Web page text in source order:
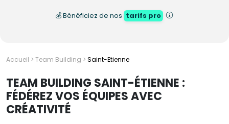
💰 Bénéficiez de nos tarifs pro
Accueil > Team Building > Saint-Etienne
TEAM BUILDING SAINT-ÉTIENNE :
FÉDÉREZ VOS ÉQUIPES AVEC
CRÉATIVITÉ